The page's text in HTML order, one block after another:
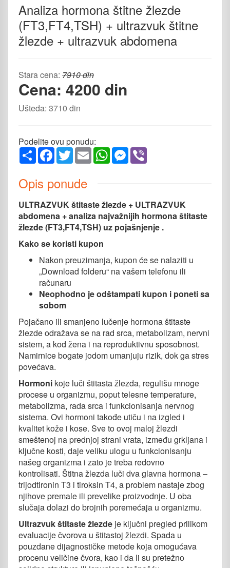
Analiza hormona štitne žlezde
(FT3,FT4,TSH) + ultrazvuk štitne
žlezde + ultrazvuk abdomena
Stara cena: 7910 din
Cena: 4200 din
Ušteda: 3710 din
Podelite ovu ponudu:
ShareFacebook
TwitterEmailWhatsAppMessenger
Opis ponude
ULTRAZVUK štitaste žlezde + ULTRAZVUK
abdomena + analiza najvažnijih hormona štitaste
žlezde (FT3,FT4,TSH) uz pojašnjenje .
Kako se koristi kupon
Nakon preuzimanja, kupon će se nalaziti u
„Download folderu“ na vašem telefonu ili
računaru
Neophodno je odštampati kupon i poneti sa
sobom
Pojačano ili smanjeno lučenje hormona štitaste
žlezde odražava se na rad srca, metabolizam, nervni
sistem, a kod žena i na reproduktivnu sposobnost.
Namirnice bogate jodom umanjuju rizik, dok ga stres
povećava.
Hormoni koje luči štitasta žlezda, regulišu mnoge
procese u organizmu, poput telesne temperature,
metabolizma, rada srca i funkcionisanja nervnog
sistema. Ovi hormoni takođe utiču i na izgled i
kvalitet kože i kose. Sve to ovoj maloj žlezdi
smeštenoj na prednjoj strani vrata, između grkljana i
ključne kosti, daje veliku ulogu u funkcionisanju
našeg organizma i zato je treba redovno
kontrolisati. Štitna žlezda luči dva glavna hormona –
trijodtironin T3 i tiroksin T4, a problem nastaje zbog
njihove premale ili prevelike proizvodnje. U oba
slučaja dolazi do brojnih poremećaja u organizmu.
Ultrazvuk štitaste žlezde je ključni pregled prilikom
evaluacije čvorova u štitastoj žlezdi. Spada u
pouzdane dijagnostičke metode koja omogućava
procenu veličine čvora, kao i da li su pretežno